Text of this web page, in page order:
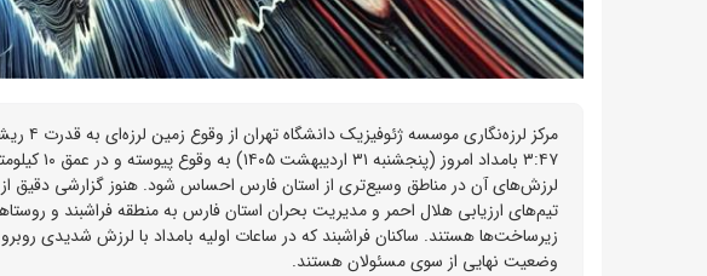
مرکز
۳:۴۷
لرزش‌های آن در مناطق وسیع‌تری از استان فارس احساس شود. هنوز گزارشی دقیق
تیم‌های ارزیابی هلال احمر و مدیریت بحران استان فارس به منطقه فراشبند و
زیرساخت‌ها هستند. ساکنان فراشبند که در ساعات اولیه بامداد با لرزش شدیدی
وضعیت نهایی از سوی مسئولان هستند.